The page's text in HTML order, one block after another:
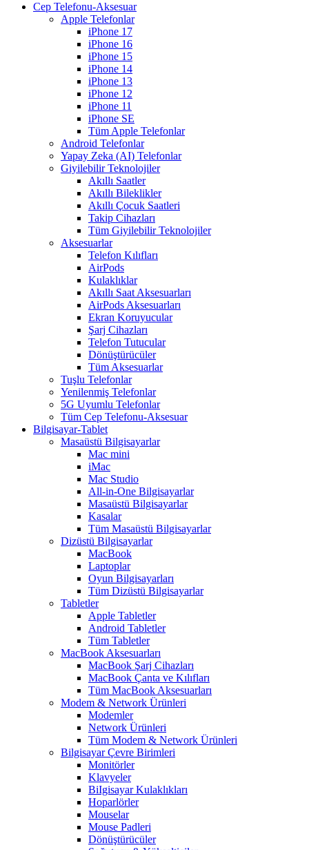
Cep Telefonu-Aksesuar
Apple Telefonlar
iPhone 17
iPhone 16
iPhone 15
iPhone 14
iPhone 13
iPhone 12
iPhone 11
iPhone SE
Tüm Apple Telefonlar
Android Telefonlar
Yapay Zeka (AI) Telefonlar
Giyilebilir Teknolojiler
Akıllı Saatler
Akıllı Bileklikler
Akıllı Çocuk Saatleri
Takip Cihazları
Tüm Giyilebilir Teknolojiler
Aksesuarlar
Telefon Kılıfları
AirPods
Kulaklıklar
Akıllı Saat Aksesuarları
AirPods Aksesuarları
Ekran Koruyucular
Şarj Cihazları
Telefon Tutucular
Dönüştürücüler
Tüm Aksesuarlar
Tuşlu Telefonlar
Yenilenmiş Telefonlar
5G Uyumlu Telefonlar
Tüm Cep Telefonu-Aksesuar
Bilgisayar-Tablet
Masaüstü Bilgisayarlar
Mac mini
iMac
Mac Studio
All-in-One Bilgisayarlar
Masaüstü Bilgisayarlar
Kasalar
Tüm Masaüstü Bilgisayarlar
Dizüstü Bilgisayarlar
MacBook
Laptoplar
Oyun Bilgisayarları
Tüm Dizüstü Bilgisayarlar
Tabletler
Apple Tabletler
Android Tabletler
Tüm Tabletler
MacBook Aksesuarları
MacBook Şarj Cihazları
MacBook Çanta ve Kılıfları
Tüm MacBook Aksesuarları
Modem & Network Ürünleri
Modemler
Network Ürünleri
Tüm Modem & Network Ürünleri
Bilgisayar Çevre Birimleri
Monitörler
Klavyeler
BiIgisayar Kulaklıkları
Hoparlörler
Mouselar
Mouse Padleri
Dönüştürücüler